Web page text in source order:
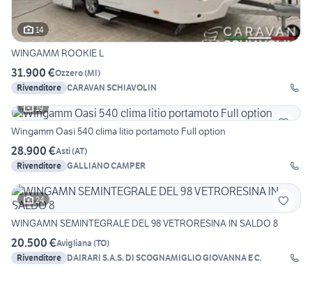
14
WINGAMM ROOKIE L
31.900 €Ozzero(MI)
Rivenditore CARAVAN SCHIAVOLIN
19
Wingamm Oasi 540 clima litio portamoto Full option
28.900 €Asti(AT)
Rivenditore GALLIANO CAMPER
24
WINGAMN SEMINTEGRALE DEL 98 VETRORESINA IN SALDO 8
20.500 €Avigliana (TO)
Rivenditore DAIRARI S.A.S. DI SCOGNAMIGLIO GIOVANNA E C.